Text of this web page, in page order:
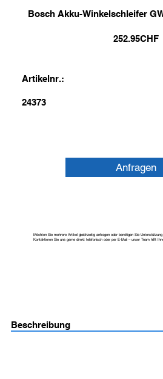
Bosch Akku-Winkelschleifer
252.95CHF
Artikelnr.:
24373
Anfragen
Möchten Sie mehrere Artikel gleichzeitig anfragen oder benötigen Sie Unterstützung
Kontaktieren Sie uns gerne direkt telefonisch oder per E-Mail – unser Team hilft
Beschreibung